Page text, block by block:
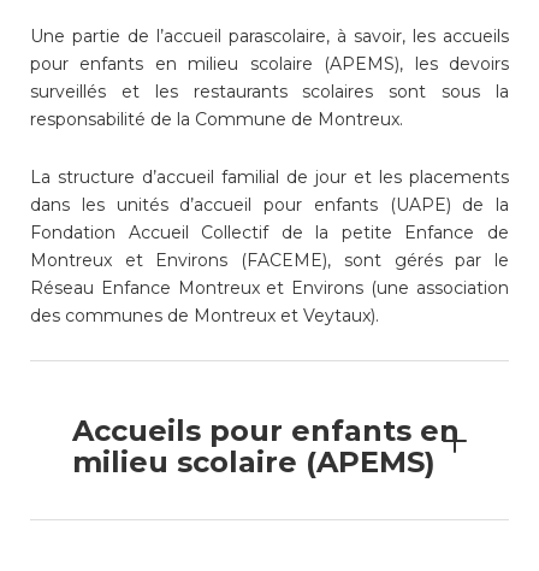
Se connecter à son compte
citoyen
Pour commander une
un déménagement,
demander une subvention
sur les abonnements annuels
de transports publics ou
consulter les disponibilités
des cartes CFF, créez ou
compte citoyen en cliquant
d’autres démarches
administratives en ligne,
cliquez sur l’une des
Une partie de l’accueil parascolaire, à savoir, les accueils
pour enfants en milieu scolaire (APEMS), les devoirs
surveillés et les restaurants scolaires sont sous la
responsabilité de la Commune de Montreux.
La structure d’accueil familial de jour et les placements
dans les unités d’accueil pour enfants (UAPE) de la
Fondation Accueil Collectif de la petite Enfance de
Montreux et Environs (FACEME), sont gérés par le
Réseau Enfance Montreux et Environs (une association
des communes de Montreux et Veytaux).
Accueils pour enfants en
milieu scolaire (APEMS)